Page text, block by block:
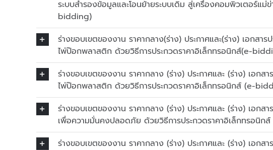
ระบบสำรองข้อมูลและโอนย้ายระบบเดิม สู่เครื่องคอมพิวเตอร์แ
bidding)
ร่างขอบเขตของงาน ราคากลาง(ร่าง) ประกาศและ(ร่าง) เอกส
ไพ่ป๊อกพลาสติก ด้วยวิธีการประกวดราคาอิเล็กทรอนิกส์(e-
ร่างขอบเขตของงาน ราคากลาง (ร่าง) ประกาศและ (ร่าง) เอก
ไพ่ป๊อกพลาสติก ด้วยวิธีการประกวดราคาอิเล็กทรอนิกส์ (e-
ร่างขอบเขตของงาน ราคากลาง (ร่าง) ประกาศและ (ร่าง) เอกส
เพื่อความมั่นคงปลอดภัย ด้วยวิธีการประกวดราคาอิเล็กทรอนิ
ร่างขอบเขตของงาน ราคากลาง (ร่าง) ประกาศและ (ร่าง) เอกส